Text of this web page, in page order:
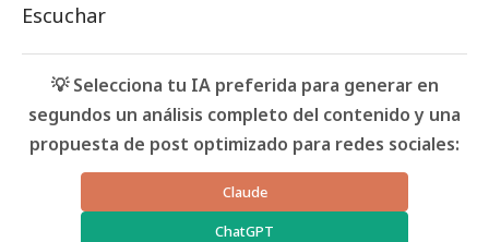
Escuchar
💡 Selecciona tu IA preferida para generar en
segundos un análisis completo del contenido y una
propuesta de post optimizado para redes sociales:
Claude
ChatGPT